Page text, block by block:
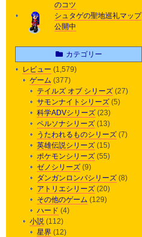
のコツ
シュタゲの聖地巡礼マップ
公開中
カテゴリー
レビュー (1,579)
ゲーム (377)
テイルズ オブ シリーズ (27)
サモンナイトシリーズ (5)
科学ADVシリーズ (23)
ペルソナシリーズ (13)
うたわれるものシリーズ (7)
英雄伝説シリーズ (15)
ポケモンシリーズ (55)
ゼノシリーズ (9)
ダンガンロンパシリーズ (8)
アトリエシリーズ (20)
その他のゲーム (129)
ハード (4)
小説 (112)
星界 (12)